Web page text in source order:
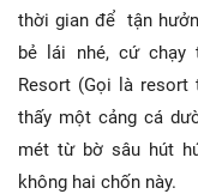
thời gian để tận
bẻ lái nhé, cứ chạy
Resort (Gọi là resort
thấy một cảng cá
mét từ bờ sâu hút
không hai chốn này.